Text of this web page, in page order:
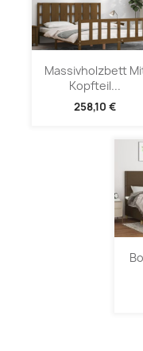
Massivholzbett
Kopfteil...
258,10 €